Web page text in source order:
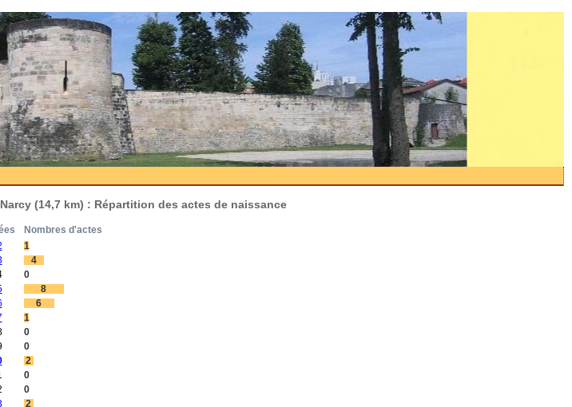
Narcy (14,7 km) : Répartition des actes de naissance
Nombres d'actes
1
4
0
8
6
1
0
0
2
0
0
2